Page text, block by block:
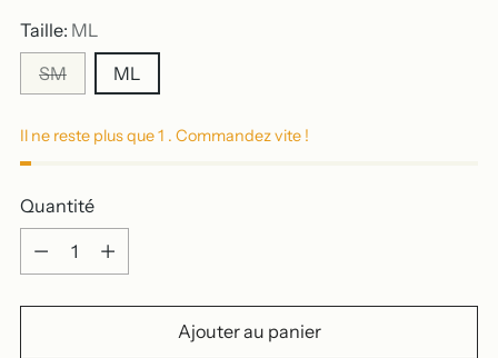
Taille: ML
SM
ML
Il ne reste plus que 1 . Commandez vite !
Quantité
Quantité
Ajouter au panier